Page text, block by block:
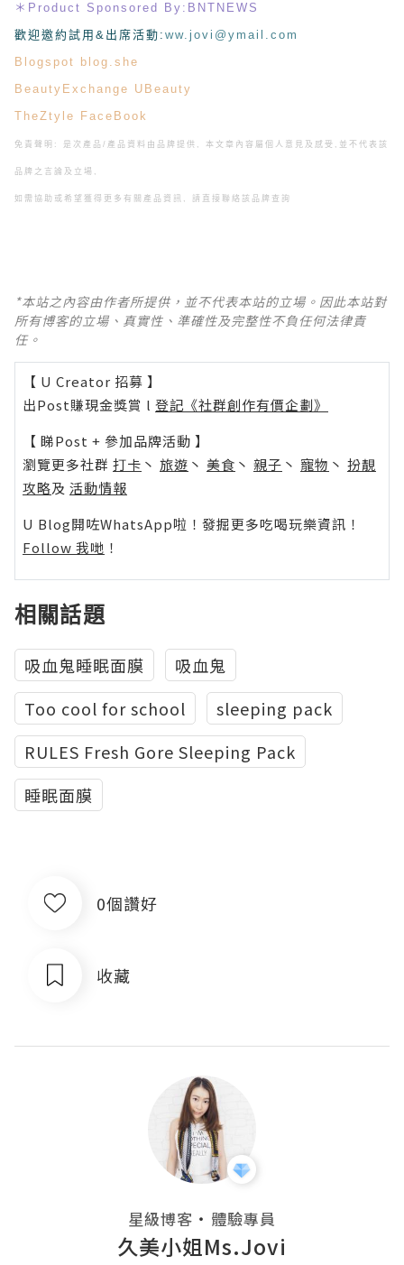
＊ Product Sponsored By:BNTNEWS
歡迎邀約試用&出席活動 : ww.jovi@ymail.com
Blogspot
blog.she
BeautyExchange UBeauty
TheZtyle
FaceBook
免責聲明: 是次產品/產品資料由品牌提供, 本文章內容屬個人意見及感受, 並不代表該
品牌之言論及立場,
如需協助或希望獲得更多有關產品資訊, 請直接聯絡該品牌查詢
*本站之內容由作者所提供，並不代表本站的立場。因此本站對
所有博客的立場、真實性、準確性及完整性不負任何法律責
任。
【 U Creator 招募 】
出Post賺現金獎賞 l 登記《社群創作有價企劃》
【 睇Post + 參加品牌活動 】
瀏覽更多社群 打卡 丶 旅遊 丶 美食 丶 親子 丶 寵物 丶 扮靚
攻略及 活動情報
U Blog開咗WhatsApp啦！發掘更多吃喝玩樂資訊！
Follow 我哋 ！
相關話題
吸血鬼睡眠面膜
吸血鬼
Too cool for school
sleeping pack
RULES Fresh Gore Sleeping Pack
睡眠面膜
0個讚好
收藏
星級博客 ・ 體驗專員
久美小姐Ms.Jovi